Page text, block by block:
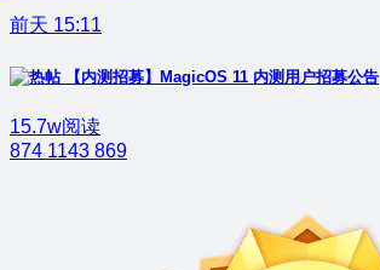
前天 15:11
【内测招募】MagicOS 11 内测用户招募公告
15.7w阅读
874 1143 869